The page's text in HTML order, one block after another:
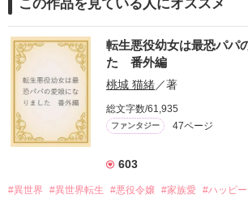
この作品を見ている人にオススメ
転生悪役幼女は最恐パパ
た 番外編
桃城 猫緒／著
総文字数/61,935
ファンタジー 47ページ
603
#異世界 #異世界転生 #悪役令嬢 #家族愛 #ハッピ